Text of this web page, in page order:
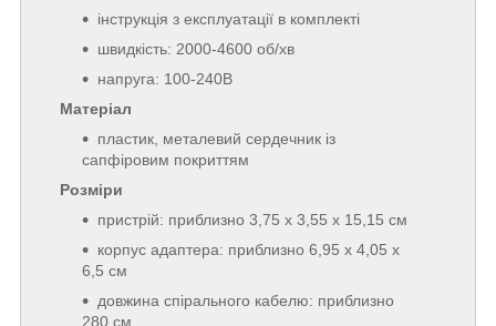
інструкція з експлуатації в комплекті
швидкість: 2000-4600 об/хв
напруга: 100-240В
Матеріал
пластик, металевий сердечник із
сапфіровим покриттям
Розміри
пристрій: приблизно 3,75 х 3,55 х 15,15 см
корпус адаптера: приблизно 6,95 х 4,05 х
6,5 см
довжина спірального кабелю: приблизно
280 см